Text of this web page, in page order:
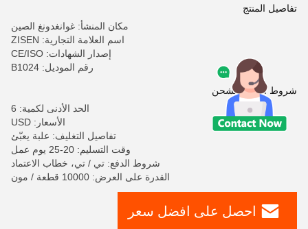
تفاصيل المنتج
مكان المنشأ: غوانغدونغ الصين
اسم العلامة التجارية: ZISEN
إصدار الشهادات: CE/ISO
رقم الموديل: B1024
شروط الدفع والشحن
الحد الأدنى لكمية: 6
الأسعار: USD
تفاصيل التغليف: علبة يعبّئ
وقت التسليم: 20-25 يوم عمل
شروط الدفع: تي / تي، خطاب الاعتماد
القدرة على العرض: 10000 قطعة / مون
احصل على افضل سعر